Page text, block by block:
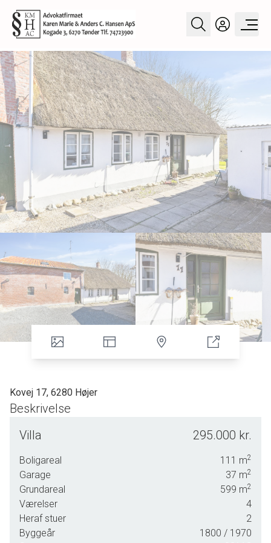
Kovej 17, 6280 Højer
Beskrivelse
potentiale og en attraktiv beliggenhed midt i Højer.
Denne villa har alle forudsætninger for at blive et varmt og
velfungerende hjem – hvad enten man søger en fast helårsbolig,
fritidsbolig eller en investeringsmulighed til udlejning.
Med et overskueligt boligareal på 111 m² med garage i forlængelse på
37 m² og en grund på 599 m², får man en ejendom til en rigtig god pris,
Villa 295.000 kr.
Boligareal 111 m2
Garage 37 m2
Grundareal 599 m2
Værelser
4
Heraf stuer
2
Byggeår
1800 / 1970